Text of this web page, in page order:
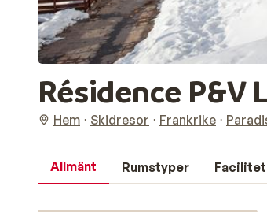
Résidence P&V
Hem Skidresor Frankrike
Allmänt Rumstyper